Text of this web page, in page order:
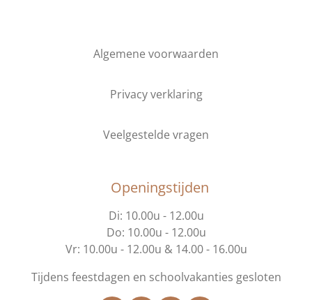
Algemene voorwaarden
Privacy verklaring
Veelgestelde vragen
Openingstijden
Di: 10.00u - 12.00u
Do: 10.00u - 12.00u
Vr: 10.00u - 12.00u & 14.00 - 16.00u
Tijdens feestdagen en schoolvakanties gesloten